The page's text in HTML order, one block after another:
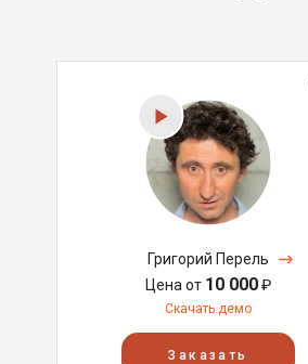
Григорий Перель
Цена от 10 000₽
Скачать демо
Заказать